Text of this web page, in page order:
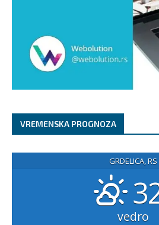
VREMENSKA PROGNOZA
GRDELICA, RS
vedro